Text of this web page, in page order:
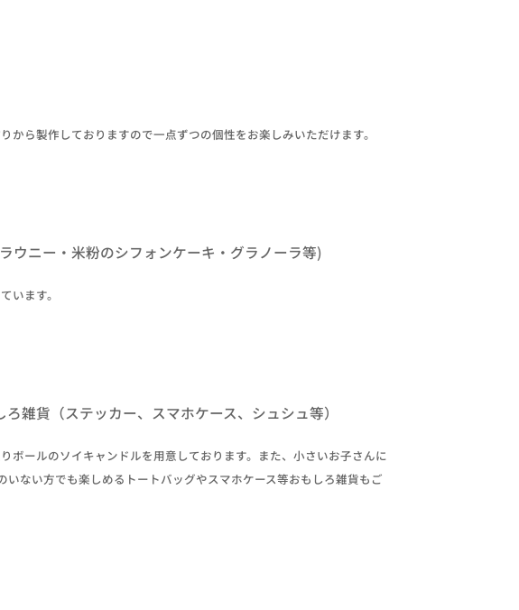
ら製作しておりますので一点ずつの個性をお楽しみいただけます。
ウニー・米粉のシフォンケーキ・グラノーラ等)
います。
雑貨（ステッカー、スマホケース、シュシュ等）
ボールのソイキャンドルを用意しております。また、小さいお子さんに
ない方でも楽しめるトートバッグやスマホケース等おもしろ雑貨もご